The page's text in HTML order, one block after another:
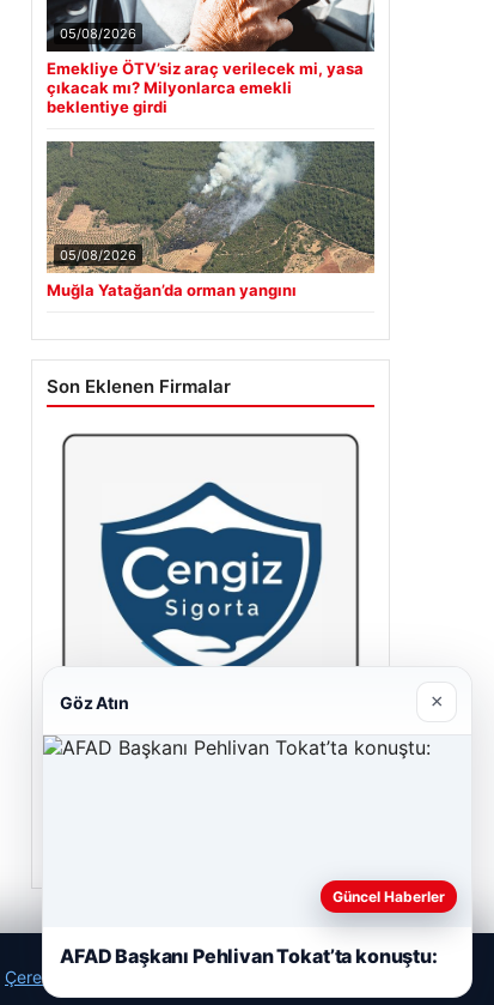
05/08/2026
Emekliye ÖTV’siz araç verilecek mi, yasa
çıkacak mı? Milyonlarca emekli
beklentiye girdi
05/08/2026
Muğla Yatağan’da orman yangını
Son Eklenen Firmalar
Çerez Politikamız
Göz Atın ×
Güncel Haberler
AFAD Başkanı Pehlivan Tokat’ta konuştu: